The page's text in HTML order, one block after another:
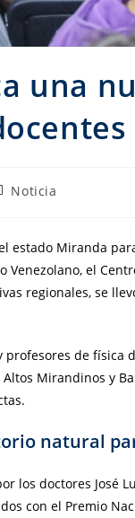
una
Noticia
estado Miranda
Venezolano, el
regionales, se
profesores de física
Mirandinos y
natural
los doctores José
con el Premio